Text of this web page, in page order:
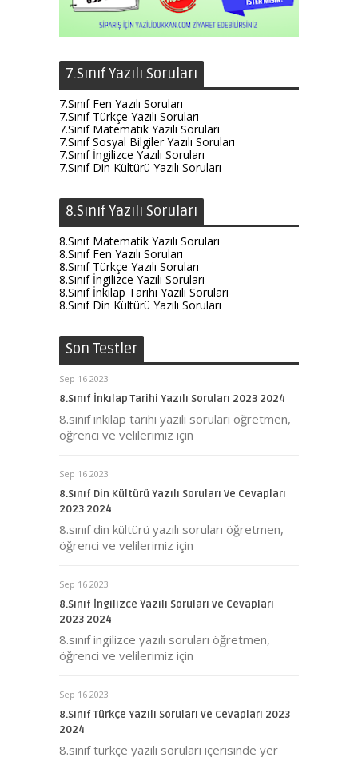
7.Sınıf Yazılı Soruları
7.Sınıf Fen Yazılı Soruları
7.Sınıf Türkçe Yazılı Soruları
7.Sınıf Matematik Yazılı Soruları
7.Sınıf Sosyal Bilgiler Yazılı Soruları
7.Sınıf İngilizce Yazılı Soruları
7.Sınıf Din Kültürü Yazılı Soruları
8.Sınıf Yazılı Soruları
8.Sınıf Matematik Yazılı Soruları
8.Sınıf Fen Yazılı Soruları
8.Sınıf Türkçe Yazılı Soruları
8.Sınıf İngilizce Yazılı Soruları
8.Sınıf İnkılap Tarihi Yazılı Soruları
8.Sınıf Din Kültürü Yazılı Soruları
Son Testler
Sep 16 2023
8.Sınıf İnkılap Tarihi Yazılı Soruları 2023 2024
8.sınıf inkılap tarihi yazılı soruları öğretmen,
öğrenci ve velilerimiz için
Sep 16 2023
8.Sınıf Din Kültürü Yazılı Soruları Ve Cevapları
2023 2024
8.sınıf din kültürü yazılı soruları öğretmen,
öğrenci ve velilerimiz için
Sep 16 2023
8.Sınıf İngilizce Yazılı Soruları ve Cevapları
2023 2024
8.sınıf ingilizce yazılı soruları öğretmen,
öğrenci ve velilerimiz için
Sep 16 2023
8.Sınıf Türkçe Yazılı Soruları ve Cevapları 2023
2024
8.sınıf türkçe yazılı soruları içerisinde yer